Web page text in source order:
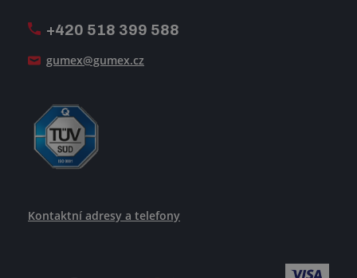
+420 518 399 588
gumex@gumex.cz
Kontaktní adresy a telefony